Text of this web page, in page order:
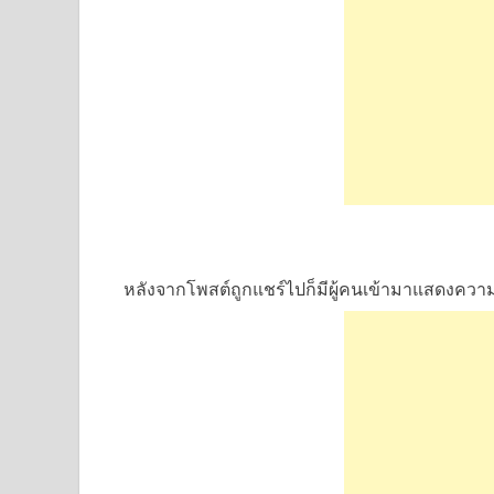
หลังจากโพสต์ถูกแชร์ไปก็มีผู้คนเข้ามาแสดงคว